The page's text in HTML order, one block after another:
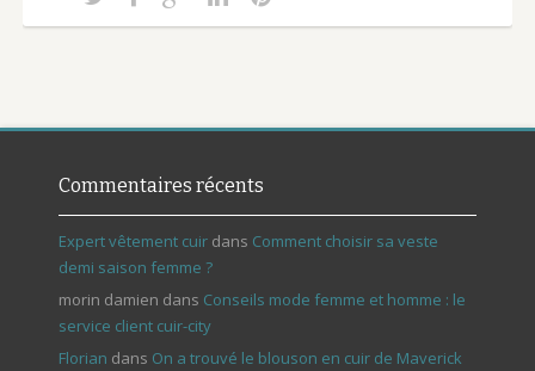
Commentaires récents
Expert vêtement cuirdans Comment choisir sa veste
demi saison femme ?
morin damien dans Conseils mode femme et homme : le
service client cuir-city
Florian dans On a trouvé le blouson en cuir de Maverick